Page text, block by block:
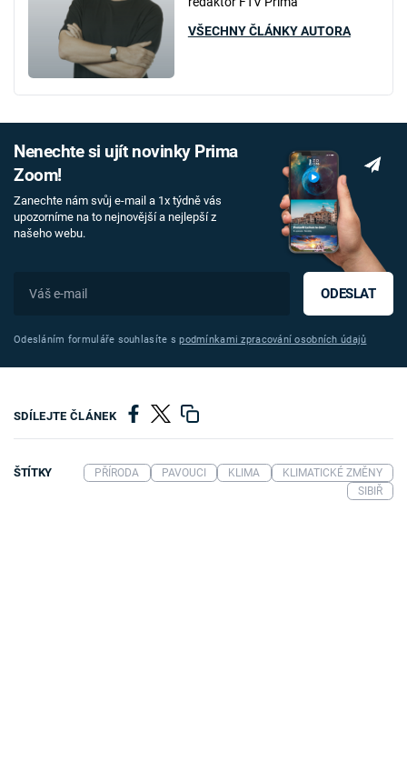
VŠECHNY ČLÁNKY AUTORA
Nenechte si ujít novinky Prima
Zoom!
Zanechte nám svůj e-mail a 1x týdně vás
upozorníme na to nejnovější a nejlepší z
našeho webu.
ODESLAT
Odesláním formuláře souhlasíte spodmínkami zpracování osobních údajů
SDÍLEJTE ČLÁNEK
ŠTÍTKY PŘÍRODA PAVOUCI KLIMA
KLIMATICKÉ ZMĚNY
SIBIŘ